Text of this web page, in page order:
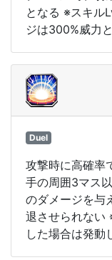
となる ※スキル
ジは300%威力
Duel
攻撃時に高確率
手の周囲3マス
のダメージを与
退させられない
した場合は発動